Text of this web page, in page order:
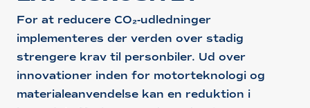
For at reducere CO₂-udledninger
implementeres der verden over stadig
strengere krav til personbiler. Ud over
innovationer inden for motorteknologi og
materialeanvendelse kan en reduktion i